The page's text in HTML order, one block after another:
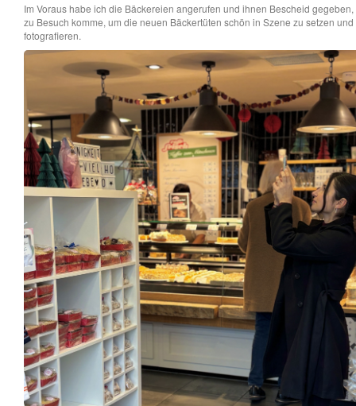
Im Voraus habe ich die Bäckereien angerufen und ihnen Bescheid
zu Besuch komme, um die neuen Bäckertüten schön in Szene zu setzen und
fotografieren.